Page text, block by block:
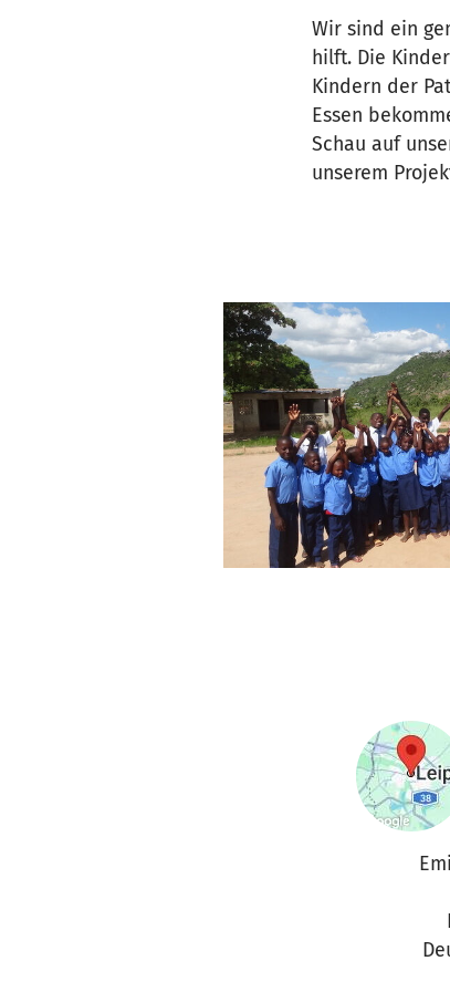
Wir sind ein
hilft. Die
Kindern der
Essen
Schau auf
unserem